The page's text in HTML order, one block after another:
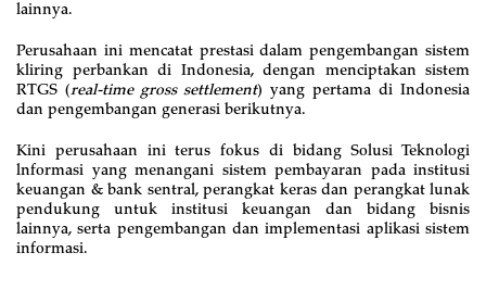
lainnya.
Perusahaan ini mencatat prestasi dalam pengembangan sistem
kliring perbankan di Indonesia, dengan menciptakan sistem
RTGS (real-time gross settlement) yang pertama di Indonesia
dan pengembangan generasi berikutnya.
Kini perusahaan ini terus fokus di bidang Solusi Teknologi
lnformasi yang menangani sistem pembayaran pada institusi
keuangan & bank sentral, perangkat keras dan perangkat lunak
pendukung untuk institusi keuangan dan bidang bisnis
lainnya, serta pengembangan dan implementasi aplikasi sistem
informasi.